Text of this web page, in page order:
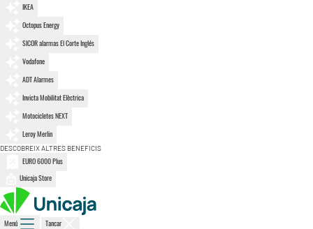
IKEA
Octopus Energy
SICOR alarmas El Corte Inglés
Vodafone
ADT Alarmes
Invicta Mobilitat Elèctrica
Motocicletes NEXT
Leroy Merlin
DESCOBREIX ALTRES BENEFICIS
EURO 6000 Plus
Unicaja Store
Menú Tancar